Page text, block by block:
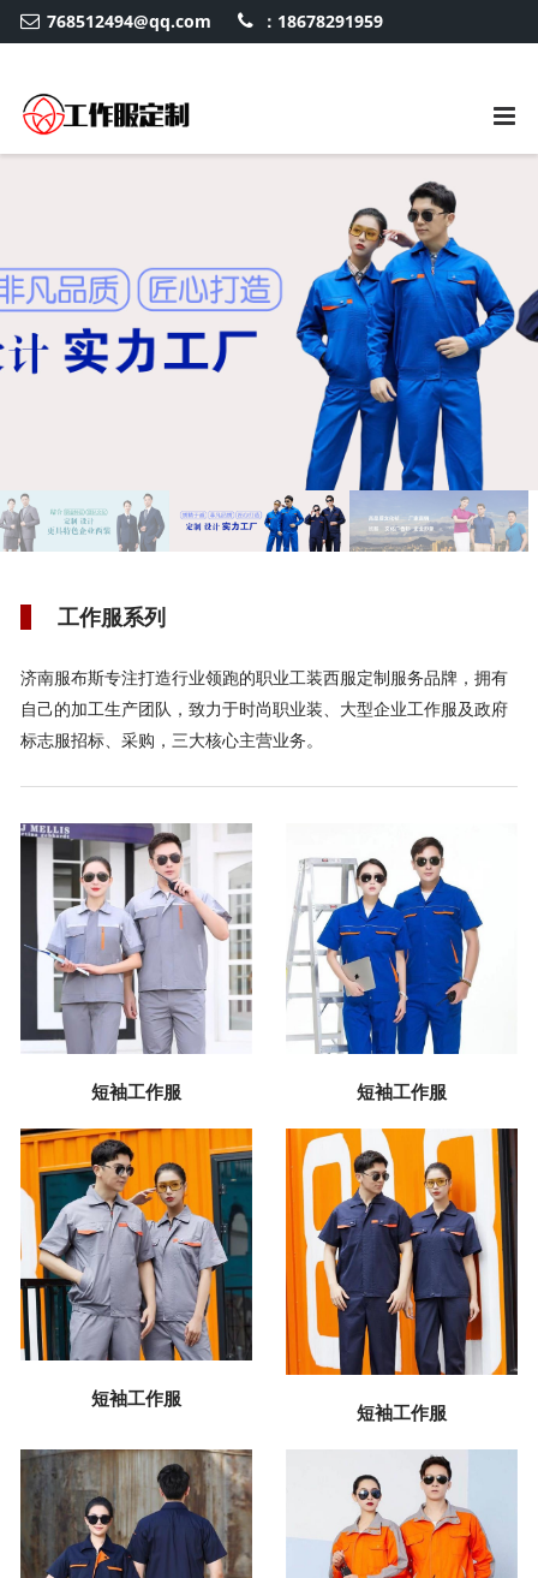
768512494@qq.com ：18678291959
工作服系列
济南服布斯专注打造行业领跑的职业工装西服定制服务品牌，拥有
自己的加工生产团队，致力于时尚职业装、大型企业工作服及政府
标志服招标、采购，三大核心主营业务。
短袖工作服 短袖工作服
短袖工作服
短袖工作服